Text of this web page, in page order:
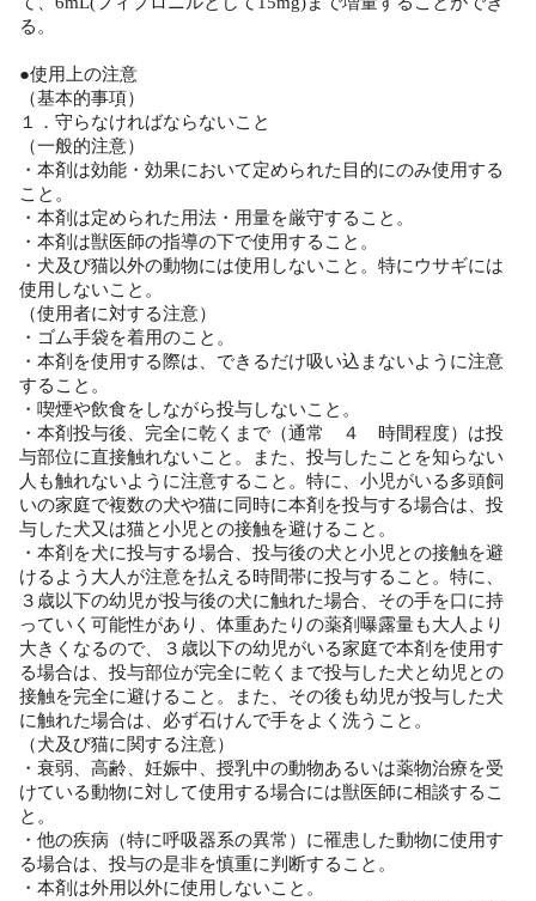
る。
●使用上の注意
（基本的事項）
１．守らなければならないこと
（一般的注意）
・本剤は効能・効果において定められた目的にのみ使用する
こと。
・本剤は定められた用法・用量を厳守すること。
・本剤は獣医師の指導の下で使用すること。
・犬及び猫以外の動物には使用しないこと。特にウサギには
使用しないこと。
（使用者に対する注意）
・ゴム手袋を着用のこと。
・本剤を使用する際は、できるだけ吸い込まないように注意
すること。
・喫煙や飲食をしながら投与しないこと。
・本剤投与後、完全に乾くまで（通常 ４ 時間程度）は投
与部位に直接触れないこと。また、投与したことを知らない
人も触れないように注意すること。特に、小児がいる多頭飼
いの家庭で複数の犬や猫に同時に本剤を投与する場合は、投
与した犬又は猫と小児との接触を避けること。
・本剤を犬に投与する場合、投与後の犬と小児との接触を避
けるよう大人が注意を払える時間帯に投与すること。特に、
３歳以下の幼児が投与後の犬に触れた場合、その手を口に持
っていく可能性があり、体重あたりの薬剤曝露量も大人より
大きくなるので、３歳以下の幼児がいる家庭で本剤を使用す
る場合は、投与部位が完全に乾くまで投与した犬と幼児との
接触を完全に避けること。また、その後も幼児が投与した犬
に触れた場合は、必ず石けんで手をよく洗うこと。
（犬及び猫に関する注意）
・衰弱、高齢、妊娠中、授乳中の動物あるいは薬物治療を受
けている動物に対して使用する場合には獣医師に相談するこ
と。
・他の疾病（特に呼吸器系の異常）に罹患した動物に使用す
る場合は、投与の是非を慎重に判断すること。
・本剤は外用以外に使用しないこと。